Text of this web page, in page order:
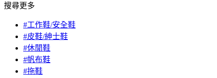
搜尋更多
#工作鞋/安全鞋
#皮鞋/紳士鞋
#休閒鞋
#帆布鞋
#拖鞋